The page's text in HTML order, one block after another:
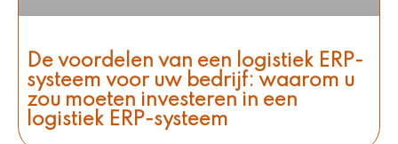
De voordelen van een logistiek ERP-
systeem voor uw bedrijf: waarom u
zou moeten investeren in een
logistiek ERP-systeem